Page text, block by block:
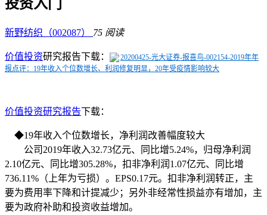
投资入门
新野纺织（002087） 75 阅读
价值投资研究报告下载：
20200425-光大证券-报喜鸟-002154-2019年年
报点评：19年收入个位数增长、利润修复明显，20年受疫情影响较大
价值投资研究报告下载：
◆19年收入个位数增长，净利润改善幅度较大
公司2019年收入32.73亿元、同比增5.24%，归母净利润
2.10亿元、同比增305.28%，扣非净利润1.07亿元、同比增
736.11%（上年为亏损）。 EPS0.17元。 扣非净利润转正，主
要为费用率下降和计提减少；另外非经常性损益亦有增加，主
要为政府补助和投资收益增加。